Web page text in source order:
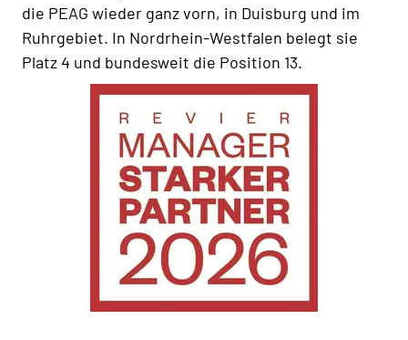
die PEAG wieder ganz vorn, in Duisburg und im
Ruhrgebiet. In Nordrhein-Westfalen belegt sie
Platz 4 und bundesweit die Position 13.